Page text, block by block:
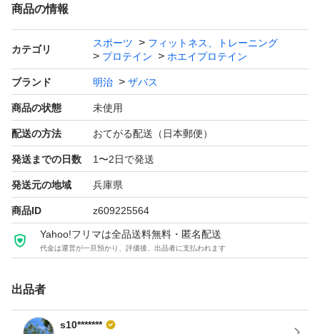
商品の情報
カテゴリ
スポーツ
フィットネス、トレーニング
プロテイン
ホエイプロテイン
ブランド 明治 ザバス
商品の状態 未使用
配送の方法 おてがる配送（日本郵便）
発送までの日数 1〜2日で発送
発送元の地域 兵庫県
商品ID z609225564
Yahoo!フリマは全品送料無料・匿名配送
代金は運営が一旦預かり、評価後、出品者に支払われます
出品者
s10*******